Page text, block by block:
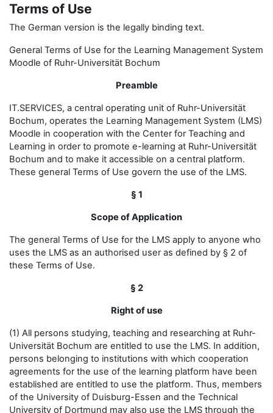
Terms of Use
The German version is the legally binding text.
General Terms of Use for the Learning Management System
Moodle of Ruhr-Universität Bochum
Preamble
IT.SERVICES, a central operating unit of Ruhr-Universität
Bochum, operates the Learning Management System (LMS)
Moodle in cooperation with the Center for Teaching and
Learning in order to promote e-learning at Ruhr-Universität
Bochum and to make it accessible on a central platform.
These general Terms of Use govern the use of the LMS.
§ 1
Scope of Application
The general Terms of Use for the LMS apply to anyone who
uses the LMS as an authorised user as defined by § 2 of
these Terms of Use.
§ 2
Right of use
(1) All persons studying, teaching and researching at Ruhr-
Universität Bochum are entitled to use the LMS. In addition,
persons belonging to institutions with which cooperation
agreements for the use of the learning platform have been
established are entitled to use the platform. Thus, members
of the University of Duisburg-Essen and the Technical
University of Dortmund may also use the LMS through the